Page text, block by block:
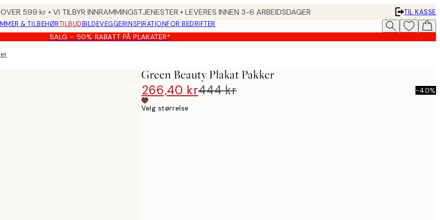
599 kr • VI TILBYR INNRAMMINGSTJENESTER • LEVERES INNEN 3-6 ARBEIDSDAGER
TIL KASSE
& TILBEHØRTILBUDBILDEVEGGERINSPIRATIONFOR BEDRIFTER
SALG - 50% RABATT PÅ PLAKATER*
Green Beauty Plakat Pakker
266,40 kr444 kr -40%
Velg størrelse